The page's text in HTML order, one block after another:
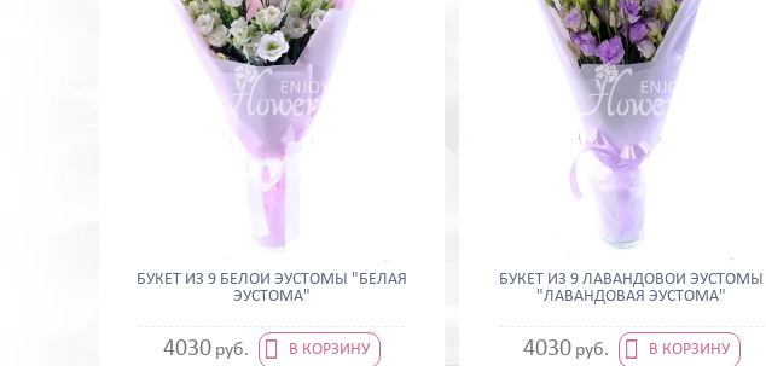
БУКЕТ ИЗ 9 БЕЛОЙ ЭУСТОМЫ "БЕЛАЯ
ЭУСТОМА"
4030 руб.  В КОРЗИНУ
БУКЕТ ИЗ 9 ЛАВАНДОВОЙ ЭУСТОМЫ
"ЛАВАНДОВАЯ ЭУСТОМА"
4030 руб.  В КОРЗИНУ